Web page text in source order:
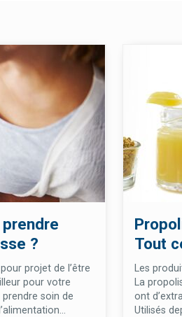
?
projet de l’être
pour votre
soin de
Tout
Les
La
ont
Utilisés